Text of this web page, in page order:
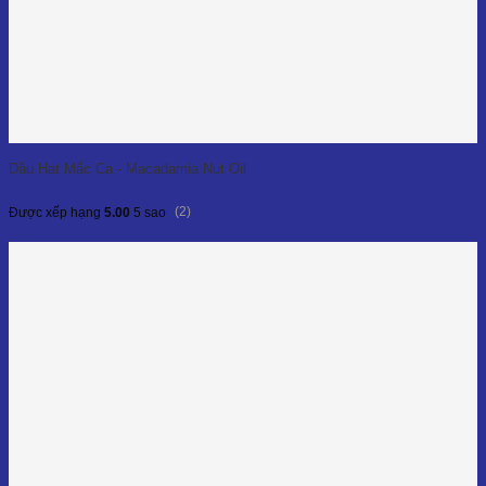
Dầu Hạt Mắc Ca - Macadamia Nut Oil
Được xếp hạng 5.00 5 sao (2)